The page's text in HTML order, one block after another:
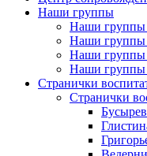
Наши группы
Наши
Наши
Наши группы
Наши группы
Странички
Странички